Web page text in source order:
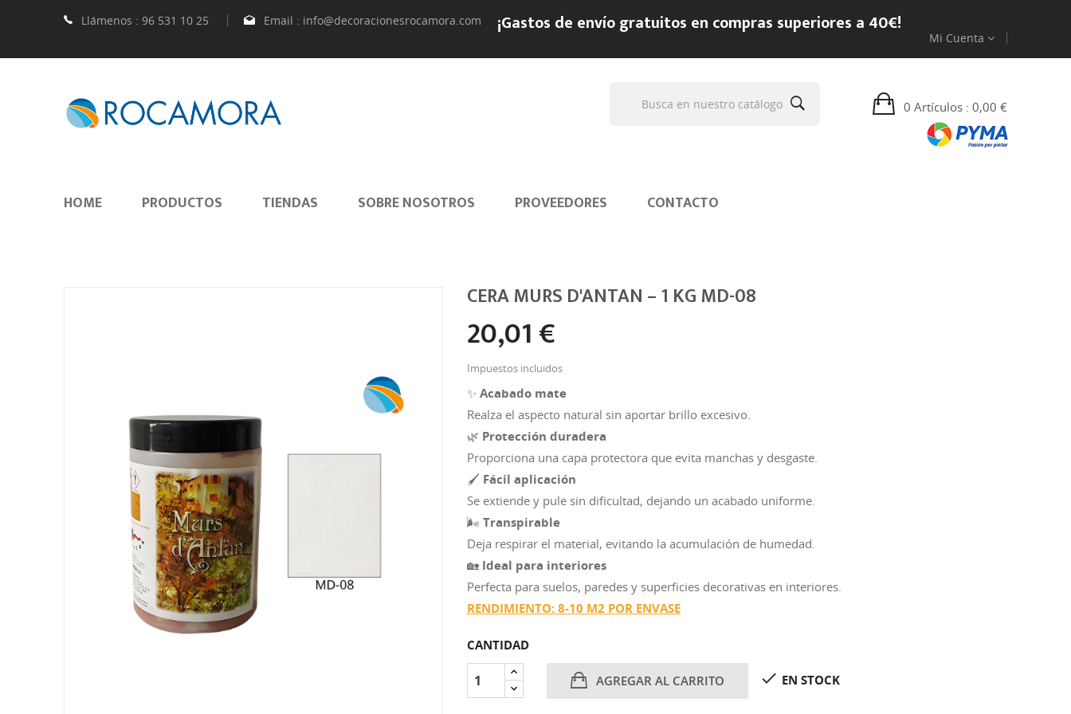
Llámenos : 96 531 10 25 Email : info@decoracionesrocamora.com ¡Gastos de envío gratuitos en compras superiores a 40€!
Mi Cuenta
0 Artículos : 0,00 €
HOME PRODUCTOS TIENDAS SOBRE NOSOTROS PROVEEDORES CONTACTO
CERA MURS D'ANTAN – 1 KG MD-08
20,01 €
Impuestos incluidos
✨ Acabado mate
Realza el aspecto natural sin aportar brillo excesivo.
🌿 Protección duradera
Proporciona una capa protectora que evita manchas y desgaste.
🖌️ Fácil aplicación
Se extiende y pule sin dificultad, dejando un acabado uniforme.
🌬️ Transpirable
Deja respirar el material, evitando la acumulación de humedad.
🏡 Ideal para interiores
Perfecta para suelos, paredes y superficies decorativas en interiores.
RENDIMIENTO: 8-10 M2 POR ENVASE
CANTIDAD
AGREGAR AL CARRITO  EN STOCK